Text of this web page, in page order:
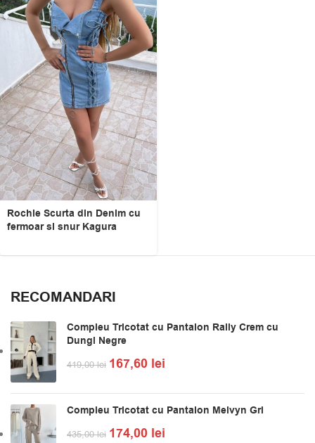
Rochie Scurta din Denim cu
fermoar si snur Kagura
RECOMANDARI
Compleu Tricotat cu Pantalon Rally Crem cu
Dungi Negre
419,00lei 167,60 lei
Compleu Tricotat cu Pantalon Melvyn Gri
435,00lei 174,00 lei